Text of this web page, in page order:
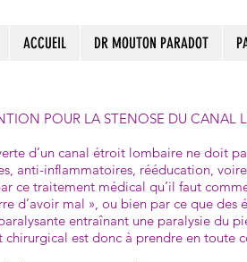
ACCUEIL DR MOUTON PARADOT
POUR LA STENOSE DU CANAL
d’un canal étroit lombaire ne doit
anti-inflammatoires, rééducation,
ce traitement médical qu’il faut
d’avoir mal », ou bien par ce que
entraî­nant une paralysie du
est donc à prendre en toute